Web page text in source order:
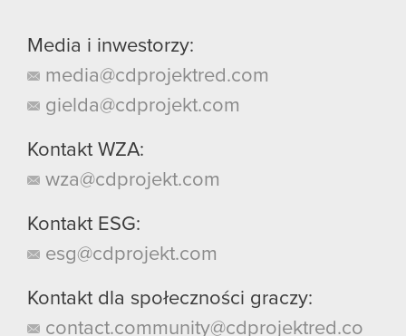
Media i inwestorzy:
media@cdprojektred.com
gielda@cdprojekt.com
Kontakt WZA:
wza@cdprojekt.com
Kontakt ESG:
esg@cdprojekt.com
Kontakt dla społeczności graczy:
contact.community@cdprojektred.co